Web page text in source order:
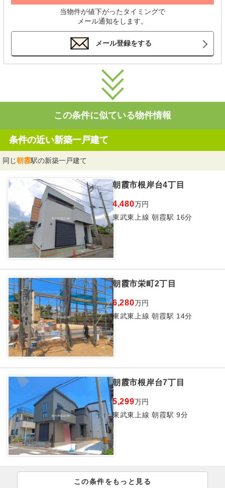
当物件が値下がったタイミングで
メール通知をします。
メール登録をする
この条件に似ている物件情報
条件の近い新築一戸建て
同じ朝霞駅の新築一戸建て
朝霞市根岸台4丁目
4,480万円
東武東上線 朝霞駅 16分
朝霞市栄町2丁目
6,280万円
東武東上線 朝霞駅 14分
朝霞市根岸台7丁目
5,299万円
東武東上線 朝霞駅 9分
この条件をもっと見る